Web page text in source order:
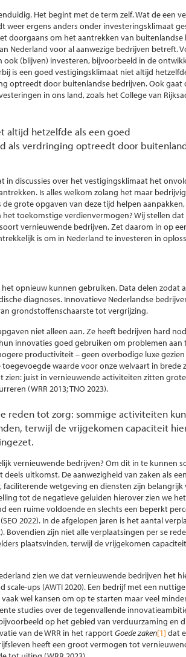
Het begint met de term zelf. Wat de een
ergens anders onder investeringsklimaat
doorgaans om het aantrekken van
Nederland voor al aanwezige bedrijven betreft.
(blijven) investeren, bijvoorbeeld in de
is een goed vestigingsklimaat niet altijd
optreedt door buitenlandse bedrijven. Ook gaat
in ons land, zoals het College van
altijd hetzelfde als een goed
als verdringing optreedt door
in discussies over het vestigingsklimaat het
Is alles welkom zolang het maar
grote opgaven van deze tijd helpen
toekomstige verdienvermogen? Wij stellen
vernieuwende bedrijven. Zet daarom in op
is om in Nederland te investeren in
opnieuw kunnen gebruiken. Data delen zodat
diagnoses. Innovatieve Nederlandse
grondstoffenschaarste tot vergrijzing.
niet alleen aan. Ze heeft bedrijven hard
innovaties goed gebruiken om problemen aan
productiviteit – geen overbodige luxe
waarde voor onze welvaart in brede
zien: juist in vernieuwende activiteiten zitten
(WRR 2013; TNO 2023).
reden tot zorg: sommige activiteiten
terwijl de vrijgekomen capaciteit
vernieuwende bedrijven? Om dit in te kunnen
uitkomst. De aanwezigheid van zaken als
wetgeving en diensten zijn belangrijk
tot de negatieve geluiden hierover zien we
een ruime voldoende en slechts een beperkt
2022). In de afgelopen jaren is het aantal
Bovendien zijn niet alle verplaatsingen per se
plaatsvinden, terwijl de vrijgekomen
zien we dat vernieuwende bedrijven het
ups (AWTI 2020). Een bedrijf met een
wel kansen om op te starten maar veel
studies over de tegenvallende
op het gebied van verduurzaming en
van de WRR in het rapportGoede zaken[1] dat
heeft een groot vermogen tot